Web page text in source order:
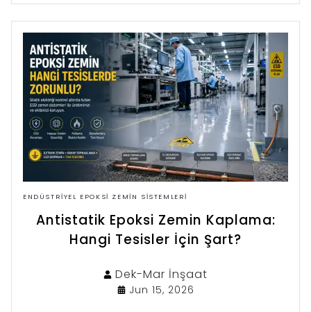
ENDÜSTRIYEL EPOKSI ZEMIN SISTEMLERI
Antistatik Epoksi Zemin Kaplama:
Hangi Tesisler İçin Şart?
Dek-Mar İnşaat
Jun 15, 2026